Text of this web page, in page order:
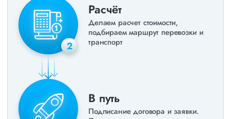
2
Расчёт
Делаем расчет стоимости,
подбираем маршрут перевозки и
транспорт
В путь
Подписание договора и заявки.